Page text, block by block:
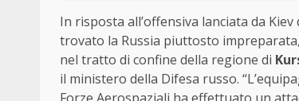
In risposta all’offensiva lanciata da
trovato la Russia piuttosto
nel tratto di confine della regione di
il ministero della Difesa russo.